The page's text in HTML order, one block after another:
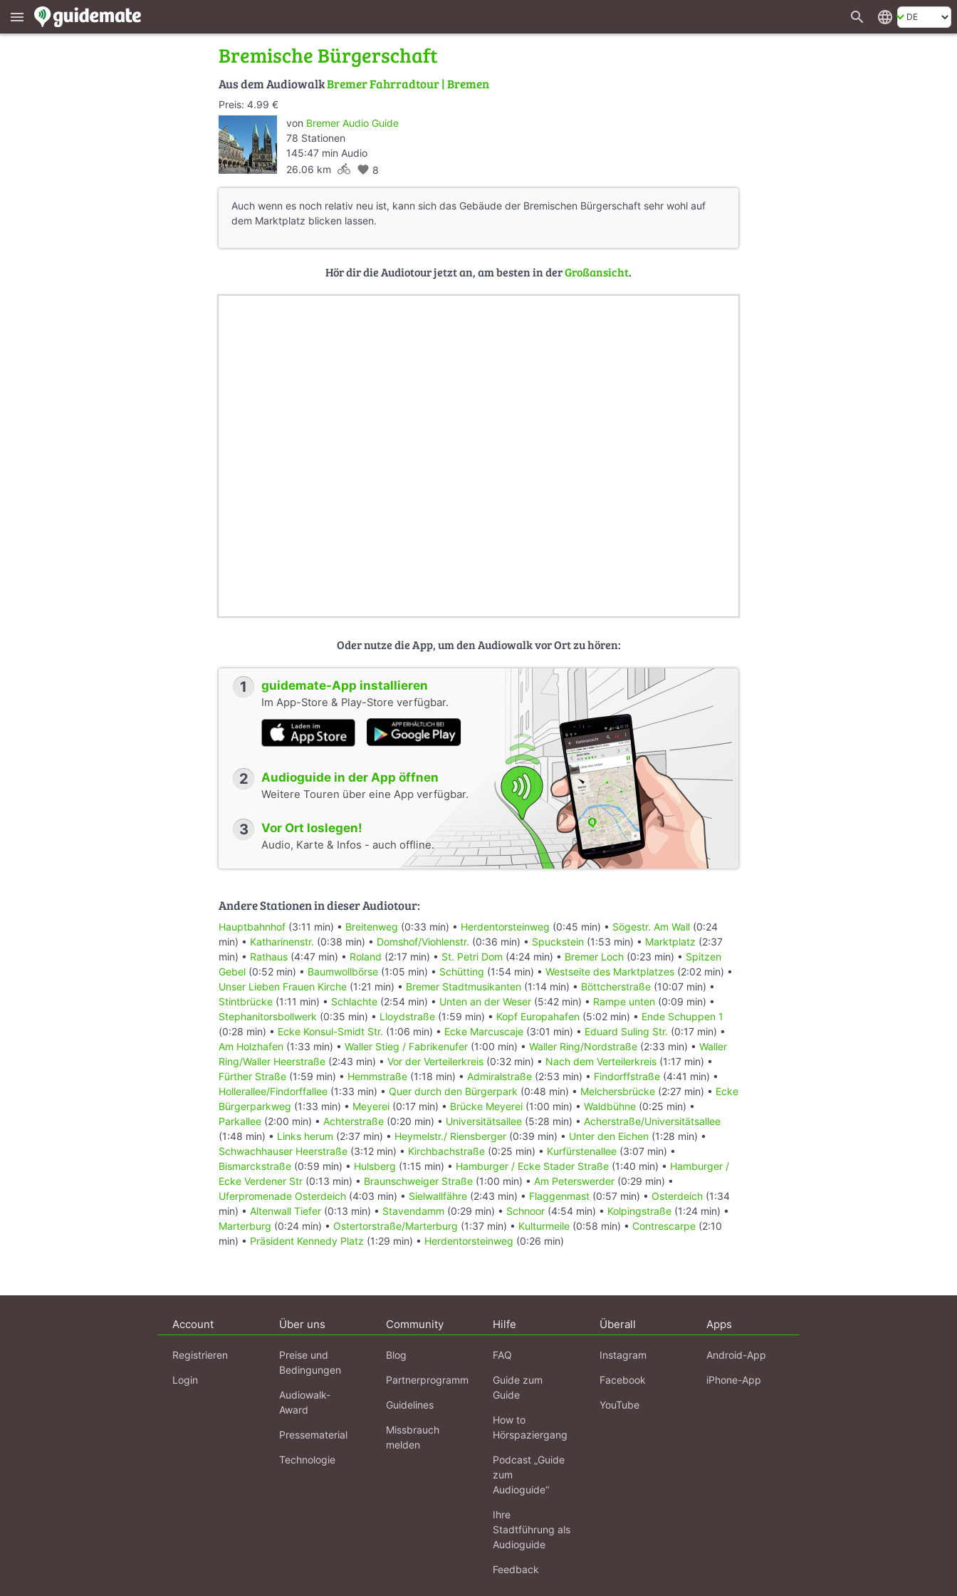
menu search language
Bremische Bürgerschaft
Aus dem AudiowalkBremer Fahrradtour | Bremen
Preis: 4.99 €
von Bremer Audio Guide
78 Stationen
145:47 min Audio
26.06 km directions_bike favorite 8
Auch wenn es noch relativ neu ist, kann sich das Gebäude der Bremischen Bürgerschaft sehr wohl auf
dem Marktplatz blicken lassen.
Hör dir die Audiotour jetzt an, am besten in derGroßansicht.
Oder nutze die App, um den Audiowalk vor Ort zu hören:
1 guidemate-App installieren
Im App-Store & Play-Store verfügbar.
2 Audioguide in der App öffnen
Weitere Touren über eine App verfügbar.
3 Vor Ort loslegen!
Audio, Karte & Infos - auch offline.
Andere Stationen in dieser Audiotour:
Hauptbahnhof (3:11 min) • Breitenweg (0:33 min) • Herdentorsteinweg (0:45 min) • Sögestr. Am Wall (0:24
min) • Katharinenstr. (0:38 min) • Domshof/Viohlenstr. (0:36 min) • Spuckstein (1:53 min) • Marktplatz (2:37
min) • Rathaus (4:47 min) • Roland (2:17 min) • St. Petri Dom (4:24 min) • Bremer Loch (0:23 min) • Spitzen
Gebel (0:52 min) • Baumwollbörse (1:05 min) • Schütting (1:54 min) • Westseite des Marktplatzes (2:02 min) •
Unser Lieben Frauen Kirche (1:21 min) • Bremer Stadtmusikanten (1:14 min) • Böttcherstraße (10:07 min) •
Stintbrücke (1:11 min) • Schlachte (2:54 min) • Unten an der Weser (5:42 min) • Rampe unten (0:09 min) •
Stephanitorsbollwerk (0:35 min) • Lloydstraße (1:59 min) • Kopf Europahafen (5:02 min) • Ende Schuppen 1
(0:28 min) • Ecke Konsul-Smidt Str. (1:06 min) • Ecke Marcuscaje (3:01 min) • Eduard Suling Str. (0:17 min) •
Am Holzhafen (1:33 min) • Waller Stieg / Fabrikenufer (1:00 min) • Waller Ring/Nordstraße (2:33 min) • Waller
Ring/Waller Heerstraße (2:43 min) • Vor der Verteilerkreis (0:32 min) • Nach dem Verteilerkreis (1:17 min) •
Fürther Straße (1:59 min) • Hemmstraße (1:18 min) • Admiralstraße (2:53 min) • Findorffstraße (4:41 min) •
Hollerallee/Findorffallee (1:33 min) • Quer durch den Bürgerpark (0:48 min) • Melchersbrücke (2:27 min) • Ecke
Bürgerparkweg (1:33 min) • Meyerei (0:17 min) • Brücke Meyerei (1:00 min) • Waldbühne (0:25 min) •
Parkallee (2:00 min) • Achterstraße (0:20 min) • Universitätsallee (5:28 min) • Acherstraße/Universitätsallee
(1:48 min) • Links herum (2:37 min) • Heymelstr./ Riensberger (0:39 min) • Unter den Eichen (1:28 min) •
Schwachhauser Heerstraße (3:12 min) • Kirchbachstraße (0:25 min) • Kurfürstenallee (3:07 min) •
Bismarckstraße (0:59 min) • Hulsberg (1:15 min) • Hamburger / Ecke Stader Straße (1:40 min) • Hamburger /
Ecke Verdener Str (0:13 min) • Braunschweiger Straße (1:00 min) • Am Peterswerder (0:29 min) •
Uferpromenade Osterdeich (4:03 min) • Sielwallfähre (2:43 min) • Flaggenmast (0:57 min) • Osterdeich (1:34
min) • Altenwall Tiefer (0:13 min) • Stavendamm (0:29 min) • Schnoor (4:54 min) • Kolpingstraße (1:24 min) •
Marterburg (0:24 min) • Ostertorstraße/Marterburg (1:37 min) • Kulturmeile (0:58 min) • Contrescarpe (2:10
min) • Präsident Kennedy Platz (1:29 min) • Herdentorsteinweg (0:26 min)
Account
Registrieren
Login
Über uns
Preise und
Bedingungen
Audiowalk-
Award
Pressematerial
Technologie
Community
Blog
Partnerprogramm
Guidelines
Missbrauch
melden
Hilfe
FAQ
Guide zum
Guide
How to
Hörspaziergang
Podcast „Guide
zum
Audioguide“
Ihre
Stadtführung als
Audioguide
Feedback
Überall
Instagram
Facebook
YouTube
Apps
Android-App
iPhone-App